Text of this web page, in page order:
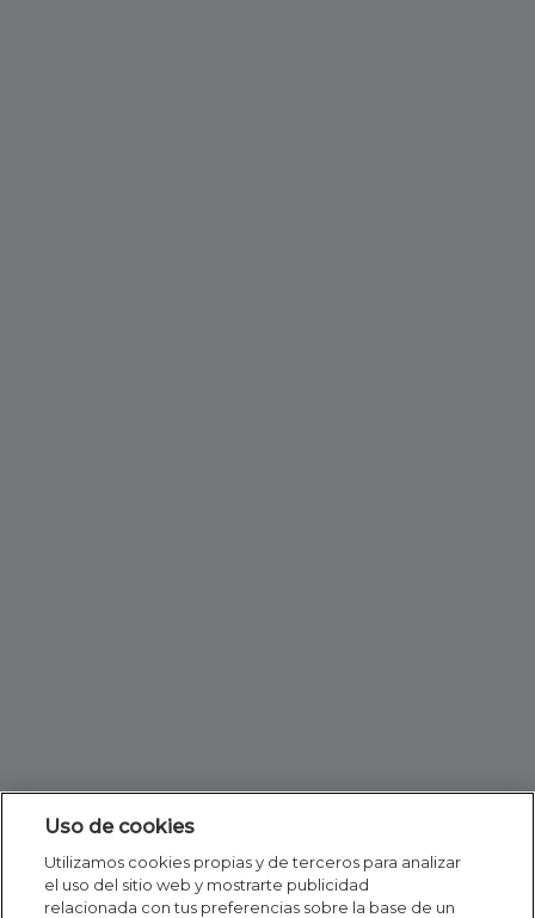
Uso de cookies
Utilizamos cookies propias y de terceros para analizar
el uso del sitio web y mostrarte publicidad
relacionada con tus preferencias sobre la base de un